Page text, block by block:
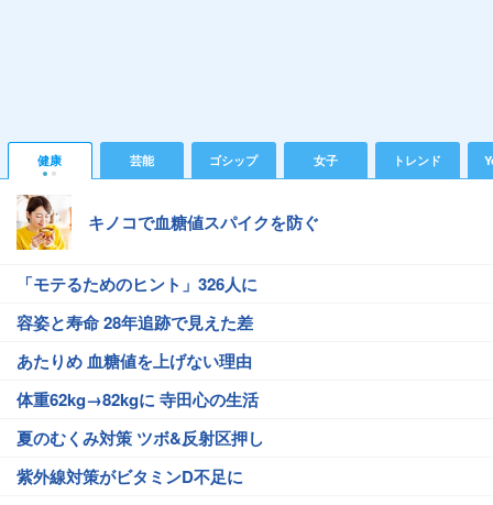
健康 芸能 ゴシップ 女子 トレンド
キノコで血糖値スパイクを防ぐ
「モテるためのヒント」326人に
容姿と寿命 28年追跡で見えた差
あたりめ 血糖値を上げない理由
体重62kg→82kgに 寺田心の生活
夏のむくみ対策 ツボ&反射区押し
紫外線対策がビタミンD不足に